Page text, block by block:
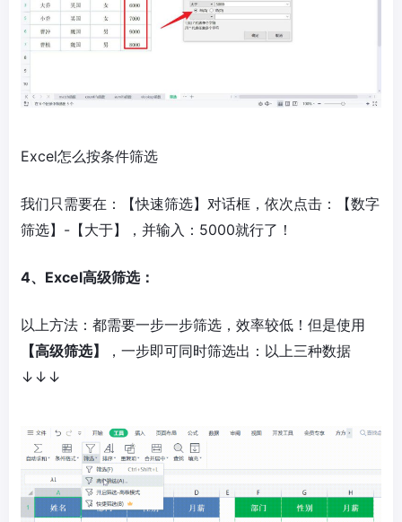
Excel怎么按条件筛选
我们只需要在：【快速筛选】对话框，依次点击：【数字
筛选】-【大于】，并输入：5000就行了！
4、Excel高级筛选：
以上方法：都需要一步一步筛选，效率较低！但是使用
【高级筛选】
，一步即可同时筛选出：以上三种数据
↓↓↓